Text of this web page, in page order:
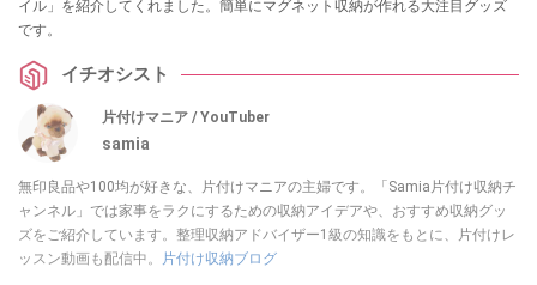
イル」を紹介してくれました。簡単にマグネット収納が作れる大注目グッズ
です。
イチオシスト
片付けマニア / YouTuber
samia
無印良品や100均が好きな、片付けマニアの主婦です。「Samia片付け収納チ
ャンネル」では家事をラクにするための収納アイデアや、おすすめ収納グッ
ズをご紹介しています。整理収納アドバイザー1級の知識をもとに、片付けレ
ッスン動画も配信中。
片付け収納ブログ